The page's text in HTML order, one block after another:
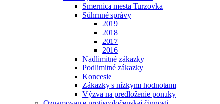
Smernica mesta Turzovka
Súhrnné správy
2019
2018
2017
2016
Nadlimitné zákazky
Podlimitné zákazky
Koncesie
Zákazky s nízkymi hodnotami
Výzva na predloženie ponuky